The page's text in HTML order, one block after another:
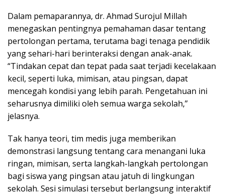
Dalam pemaparannya, dr. Ahmad Surojul Millah
menegaskan pentingnya pemahaman dasar tentang
pertolongan pertama, terutama bagi tenaga pendidik
yang sehari-hari berinteraksi dengan anak-anak.
“Tindakan cepat dan tepat pada saat terjadi kecelakaan
kecil, seperti luka, mimisan, atau pingsan, dapat
mencegah kondisi yang lebih parah. Pengetahuan ini
seharusnya dimiliki oleh semua warga sekolah,”
jelasnya.
Tak hanya teori, tim medis juga memberikan
demonstrasi langsung tentang cara menangani luka
ringan, mimisan, serta langkah-langkah pertolongan
bagi siswa yang pingsan atau jatuh di lingkungan
sekolah. Sesi simulasi tersebut berlangsung interaktif